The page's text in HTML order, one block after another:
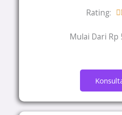
Rating:

Mulai Dari Rp